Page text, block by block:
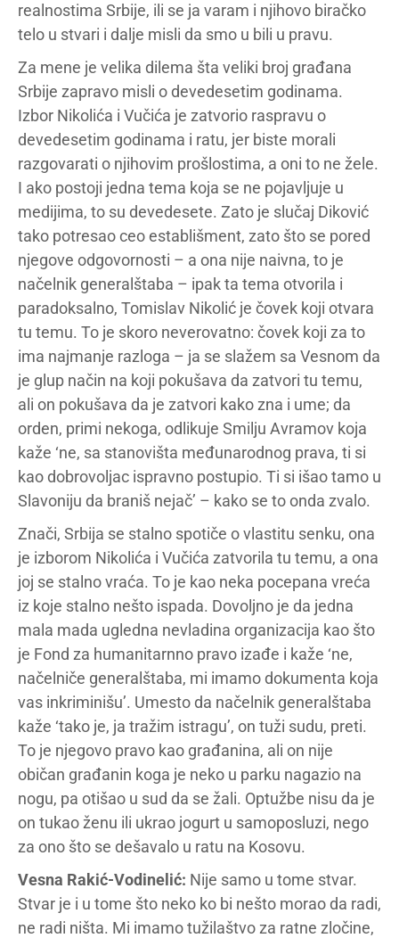
realnostima Srbije, ili se ja varam i njihovo biračko
telo u stvari i dalje misli da smo u bili u pravu.
Za mene je velika dilema šta veliki broj građana
Srbije zapravo misli o devedesetim godinama.
Izbor Nikolića i Vučića je zatvorio raspravu o
devedesetim godinama i ratu, jer biste morali
razgovarati o njihovim prošlostima, a oni to ne žele.
I ako postoji jedna tema koja se ne pojavljuje u
medijima, to su devedesete. Zato je slučaj Diković
tako potresao ceo establišment, zato što se pored
njegove odgovornosti – a ona nije naivna, to je
načelnik generalštaba – ipak ta tema otvorila i
paradoksalno, Tomislav Nikolić je čovek koji otvara
tu temu. To je skoro neverovatno: čovek koji za to
ima najmanje razloga – ja se slažem sa Vesnom da
je glup način na koji pokušava da zatvori tu temu,
ali on pokušava da je zatvori kako zna i ume; da
orden, primi nekoga, odlikuje Smilju Avramov koja
kaže ‘ne, sa stanovišta međunarodnog prava, ti si
kao dobrovoljac ispravno postupio. Ti si išao tamo u
Slavoniju da braniš nejač’ – kako se to onda zvalo.
Znači, Srbija se stalno spotiče o vlastitu senku, ona
je izborom Nikolića i Vučića zatvorila tu temu, a ona
joj se stalno vraća. To je kao neka pocepana vreća
iz koje stalno nešto ispada. Dovoljno je da jedna
mala mada ugledna nevladina organizacija kao što
je Fond za humanitarnno pravo izađe i kaže ‘ne,
načelniče generalštaba, mi imamo dokumenta koja
vas inkriminišu’. Umesto da načelnik generalštaba
kaže ‘tako je, ja tražim istragu’, on tuži sudu, preti.
To je njegovo pravo kao građanina, ali on nije
običan građanin koga je neko u parku nagazio na
nogu, pa otišao u sud da se žali. Optužbe nisu da je
on tukao ženu ili ukrao jogurt u samoposluzi, nego
za ono što se dešavalo u ratu na Kosovu.
Vesna Rakić-Vodinelić: Nije samo u tome stvar.
Stvar je i u tome što neko ko bi nešto morao da radi,
ne radi ništa. Mi imamo tužilaštvo za ratne zločine,